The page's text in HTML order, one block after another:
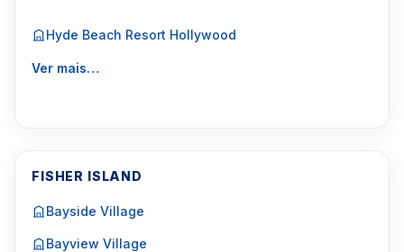
Hyde Beach Resort Hollywood
Ver mais…
FISHER ISLAND
Bayside Village
Bayview Village